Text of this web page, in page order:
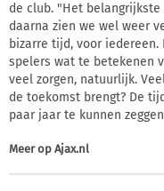
de club. "Het
daarna zien we wel weer
bizarre tijd, voor iedereen.
spelers wat te betekenen
veel zorgen, natuurlijk.
de toekomst brengt? De
paar jaar te kunnen
Meer op Ajax.nl